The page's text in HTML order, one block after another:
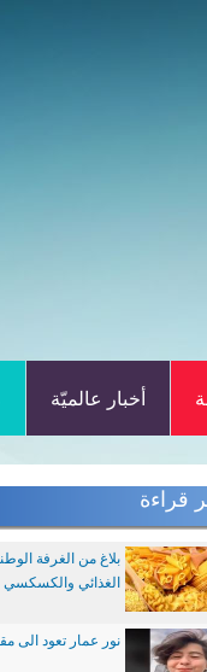
أخبار عالميّة
قراءة
بلاغ من الغرفة
الغذائي والكسكسي
نور عمار تعود الى